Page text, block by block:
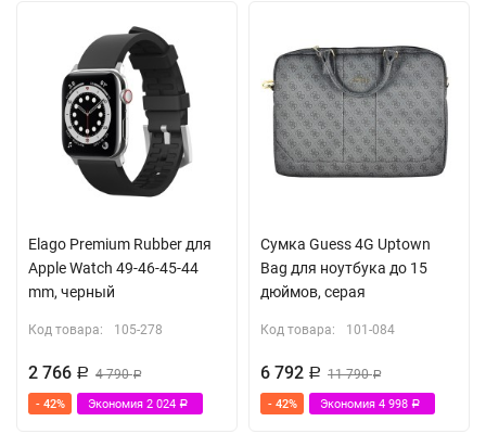
Elago Premium Rubber для
Apple Watch 49-46-45-44
mm, черный
Код товара: 105-278
2 766 Р 4 790Р
- 42% Экономия 2 024 Р
Сумка Guess 4G Uptown
Bag для ноутбука до 15
дюймов, серая
Код товара: 101-084
6 792 Р 11 790Р
- 42% Экономия 4 998 Р